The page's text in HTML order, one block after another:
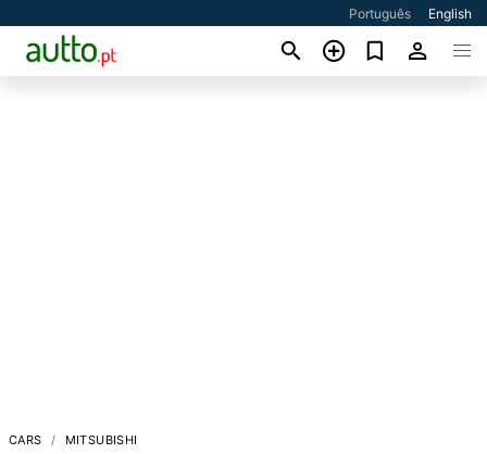
Português English
CARS MITSUBISHI